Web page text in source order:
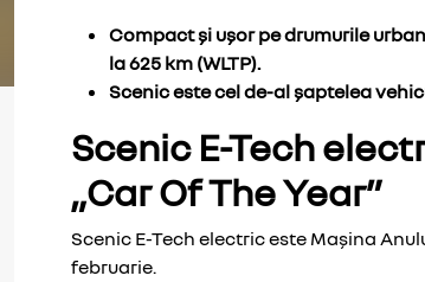
Compact și ușor pe drumurile
la 625 km (WLTP).
Scenic este cel de-al șaptelea
Scenic E-Tech
„Car Of The Year”
Scenic E-Tech electric este Mașina
februarie.